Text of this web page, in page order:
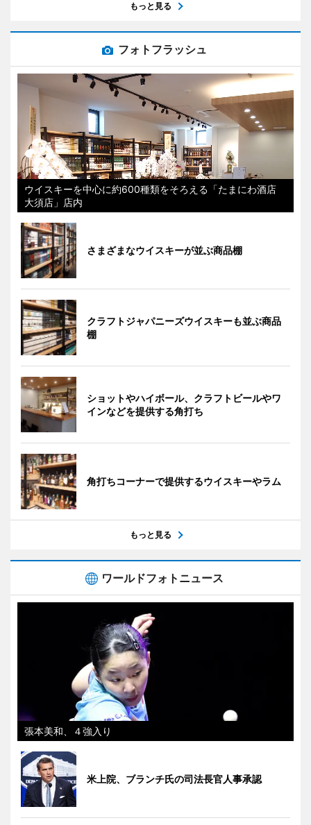
もっと見る
フォトフラッシュ
ウイスキーを中心に約600種類をそろえる「たまにわ酒店
大須店」店内
さまざまなウイスキーが並ぶ商品棚
クラフトジャパニーズウイスキーも並ぶ商品
棚
ショットやハイボール、クラフトビールやワ
インなどを提供する角打ち
角打ちコーナーで提供するウイスキーやラム
もっと見る
ワールドフォトニュース
張本美和、４強入り
米上院、ブランチ氏の司法長官人事承認